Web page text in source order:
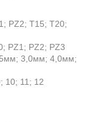
PZ2; T15; T20;
PZ1; PZ2; PZ3
3,0мм; 4,0мм;
10; 11; 12